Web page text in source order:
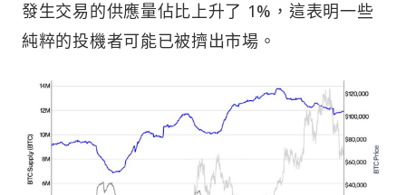
發生交易的供應量佔比上升了 1%，這表明一些
純粹的投機者可能已被擠出市場。